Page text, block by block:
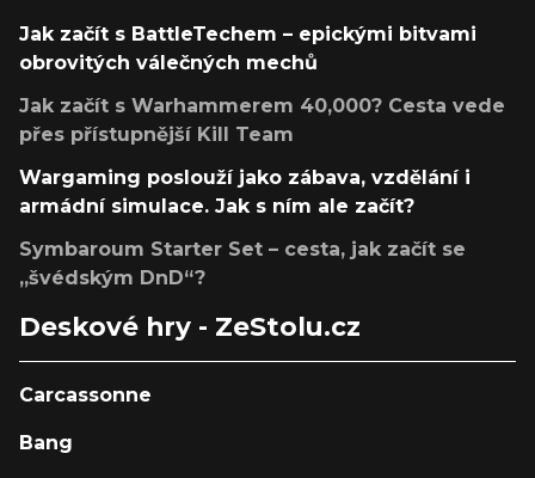
Jak začít s BattleTechem – epickými bitvami
obrovitých válečných mechů
Jak začít s Warhammerem 40,000? Cesta vede
přes přístupnější Kill Team
Wargaming poslouží jako zábava, vzdělání i
armádní simulace. Jak s ním ale začít?
Symbaroum Starter Set – cesta, jak začít se
„švédským DnD“?
Deskové hry - ZeStolu.cz
Carcassonne
Bang